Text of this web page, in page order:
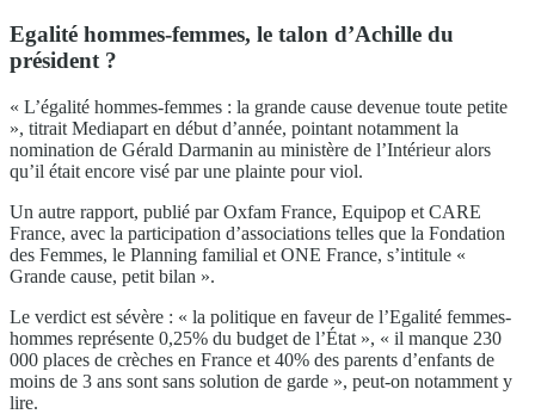
Egalité hommes-femmes, le talon d’Achille du
président ?
« L’égalité hommes-femmes : la grande cause devenue toute petite
», titrait Mediapart en début d’année, pointant notamment la
nomination de Gérald Darmanin au ministère de l’Intérieur alors
qu’il était encore visé par une plainte pour viol.
Un autre rapport, publié par Oxfam France, Equipop et CARE
France, avec la participation d’associations telles que la Fondation
des Femmes, le Planning familial et ONE France, s’intitule «
Grande cause, petit bilan ».
Le verdict est sévère : « la politique en faveur de l’Egalité femmes-
hommes représente 0,25% du budget de l’État », « il manque 230
000 places de crèches en France et 40% des parents d’enfants de
moins de 3 ans sont sans solution de garde », peut-on notamment y
lire.